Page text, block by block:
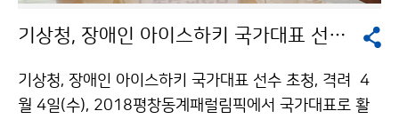
기상청, 장애인 아이스하키 국가대표 선수 초청, 격려
기상청, 장애인 아이스하키 국가대표 선수 초청, 격려 4
월 4일(수), 2018평창동계패럴림픽에서 국가대표로 활